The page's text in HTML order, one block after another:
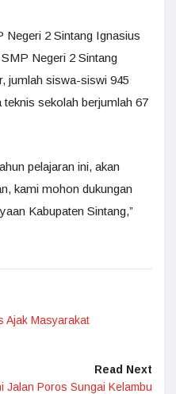
Negeri 2 Sintang Ignasius
Negeri 2 Sintang
jumlah siswa-siswi 945
sekolah berjumlah 67
pelajaran ini, akan
kami mohon dukungan
Kabupaten Sintang,”
Ajak Masyarakat
Read Next
Jalan Poros Sungai Kelambu